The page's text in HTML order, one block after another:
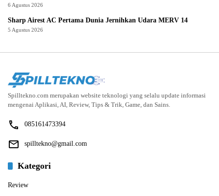
6 Agustus 2026
Sharp Airest AC Pertama Dunia Jernihkan Udara MERV 14
5 Agustus 2026
Spilltekno.com merupakan website teknologi yang selalu update informasi
mengenai Aplikasi, AI, Review, Tips & Trik, Game, dan Sains.
085161473394
spilltekno@gmail.com
Kategori
Review